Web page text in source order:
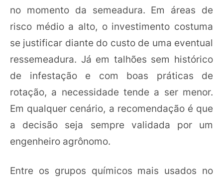
no momento da semeadura. Em áreas de
risco médio a alto, o investimento costuma
se justificar diante do custo de uma eventual
ressemeadura. Já em talhões sem histórico
de infestação e com boas práticas de
rotação, a necessidade tende a ser menor.
Em qualquer cenário, a recomendação é que
a decisão seja sempre validada por um
engenheiro agrônomo.
Entre os grupos químicos mais usados no